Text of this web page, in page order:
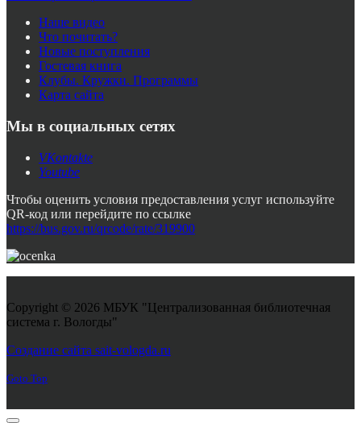
Наше видео
Что почитать?
Новые поступления
Гостевая книга
Клубы. Кружки. Программы
Карта сайта
Мы в социальных сетях
VKontakte
Youtube
Чтобы оценить условия предоставления услуг используйте
QR-код или перейдите по ссылке
https://bus.gov.ru/qrcode/rate/319900
Copyright © 2026 МБУК "Централизованная библиотечная
система г. Вологды"
Создание сайта sait-vologda.ru
Goto Top